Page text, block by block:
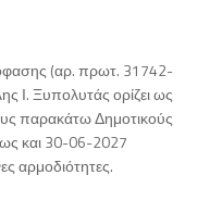
(αρ. πρωτ. 31742-
Ι. Ξυπολυτάς ορίζει ως
παρακάτω Δημοτικούς
και 30-06-2027
αρμοδιότητες.